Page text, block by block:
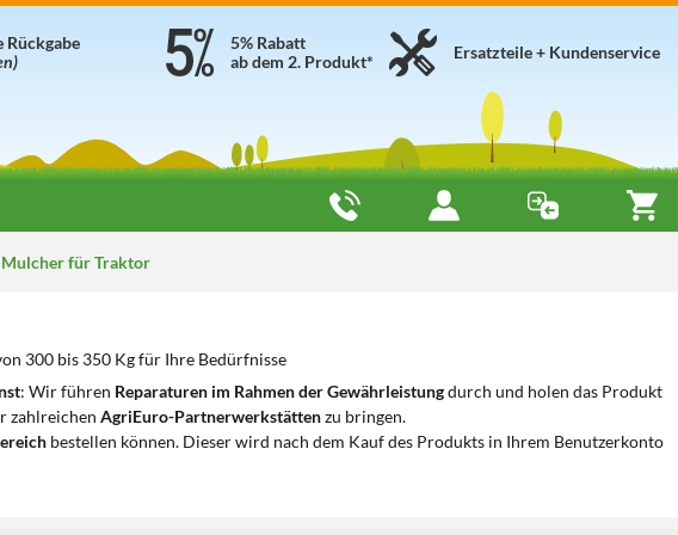
Ersatzteile + Kundenservice
5% Rabatt
ab dem 2. Produkt*
Rückgabe
Mulcher für Traktor
300 bis 350 Kg für Ihre Bedürfnisse
: Wir führen Reparaturen im Rahmen der Gewährleistungdurch und holen das Produkt
zahlreichen AgriEuro-Partnerwerkstättenzu bringen.
bestellen können. Dieser wird nach dem Kauf des Produkts in Ihrem Benutzerkonto